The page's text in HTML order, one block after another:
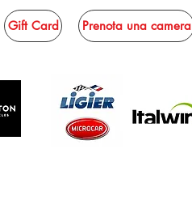
Gift Card Prenota una camera